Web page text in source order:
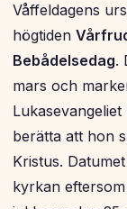
Våffeldagens
högtiden
Bebådelsedag.
mars och
berätta att hon
Kristus.
kyrkan